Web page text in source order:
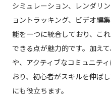
シミュレーション、レンダリ
ョントラッキング、ビデオ編
能を一つに統合しており、こ
できる点が魅力的です。加え
や、アクティブなコミュニテ
おり、初心者がスキルを伸ば
にも役立ちます。